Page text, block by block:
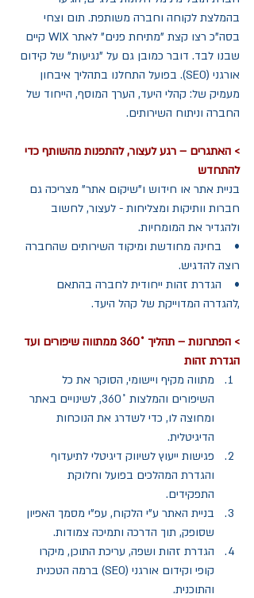
בהמלצת לקוחה וחברה משותפת. תום וצחי
בסה"כ רצו קצת "מתיחת פנים" לאתר WIX קיים
שבנו לבד. דובר כמובן גם על "נגיעות" של קידום
אורגני (SEO). בפועל התחלנו בתהליך איבחון
מעמיק של: קהלי היעד, הערך המוסף, הייחוד של
החברה וניתוח השירותים.
> האתגרים – רגע לעצור, להתפנות מהשותף כדי
להתחדש
בניית אתר או חידוש ו"שיקום אתר" מצריכה גם
חברות וותיקות ומצליחות - לעצור, לחשוב
ולהגדיר את המומחיות.
•    בחינה מחודשת ומיקוד השירותים שהחברה
רוצה להדגיש.
•    הגדרת זהות ייחודית לחברה בהתאם
,להגדרה המדוייקת של קהל היעד.
> הפתרונות – תהליך ˚360 ממתווה שיפורים ועד
הגדרת זהות
מתווה מקיף ויישומי, הסוקר את כל
השיפורים והמלצות ˚360, לשינויים באתר
ומחוצה לו, כדי לשדרג את הנוכחות
הדיגיטלית.
פגישות ייעוץ לשיווק דיגיטלי לתיעדוף
והגדרת המהלכים בפועל וחלוקת
התפקידים.
בניית האתר ע"י הלקוח, עפ"י מסמך האפיון
שסופק, תוך הדרכה ותמיכה צמודות.
הגדרת זהות ושפה, עריכת התוכן, מיקרו
קופי וקידום אורגני (SEO) ברמה הטכנית
והתוכנית.